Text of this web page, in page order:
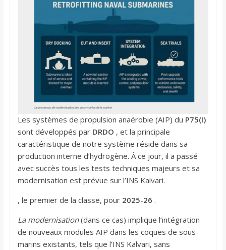
Les systèmes de propulsion anaérobie (AIP) du P75(I)
sont développés par DRDO , et la principale
caractéristique de notre système réside dans sa
production interne d’hydrogène. À ce jour, il a passé
avec succès tous les tests techniques majeurs et sa
modernisation est prévue sur l’INS Kalvari.
, le premier de la classe, pour 2025-26 .
La modernisation(dans ce cas) implique l’intégration
de nouveaux modules AIP dans les coques de sous-
marins existants, tels que l’INS Kalvari, sans